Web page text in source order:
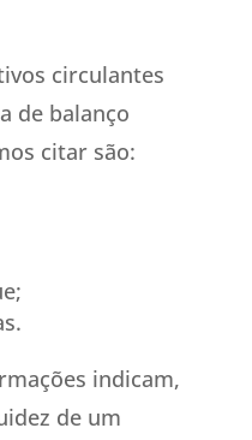
circulantes
de balanço
citar são:
indicam,
de um